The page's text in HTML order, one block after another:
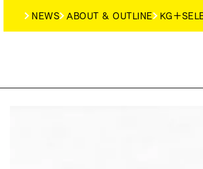
NEWS ABOUT & OUTLINE KG＋